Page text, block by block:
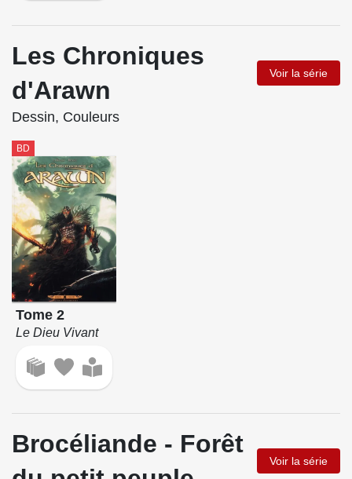
Les Chroniques
d'Arawn
Voir la série
Dessin, Couleurs
BD
Tome 2
Le Dieu Vivant
Brocéliande - Forêt
Voir la série